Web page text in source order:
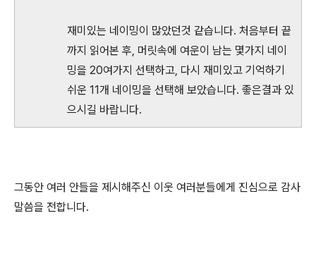
재미있는 네이밍이 많았던것 같습니다. 처음부터 끝
까지 읽어본 후, 머릿속에 여운이 남는 몇가지 네이
밍을 20여가지 선택하고, 다시 재미있고 기억하기
쉬운 11개 네이밍을 선택해 보았습니다. 좋은결과 있
으시길 바랍니다.
그동안 여러 안들을 제시해주신 이웃 여러분들에게 진심으로 감사
말씀을 전합니다.